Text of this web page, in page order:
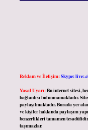
Reklam ve İletişim:Skype:
Yasal Uyarı:Bu internet sitesi,
bağlantısı bulunmamaktadır.
paylaşılmaktadır. Burada yer
ve kişiler hakkında paylaşım
benzerlikleri tamamen
taşımazlar.